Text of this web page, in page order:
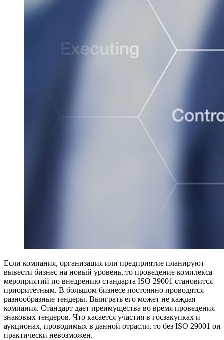
Если компания, организация или предприятие планируют
вывести бизнес на новый уровень, то проведение комплекса
мероприятий по внедрению стандарта ISO 29001 становится
приоритетным. В большом бизнесе постоянно проводятся
разнообразные тендеры. Выиграть его может не каждая
компания. Стандарт дает преимущества во время проведения
знаковых тендеров. Что касается участия в госзакупках и
аукционах, проводимых в данной отрасли, то без ISO 29001 он
практически невозможен.